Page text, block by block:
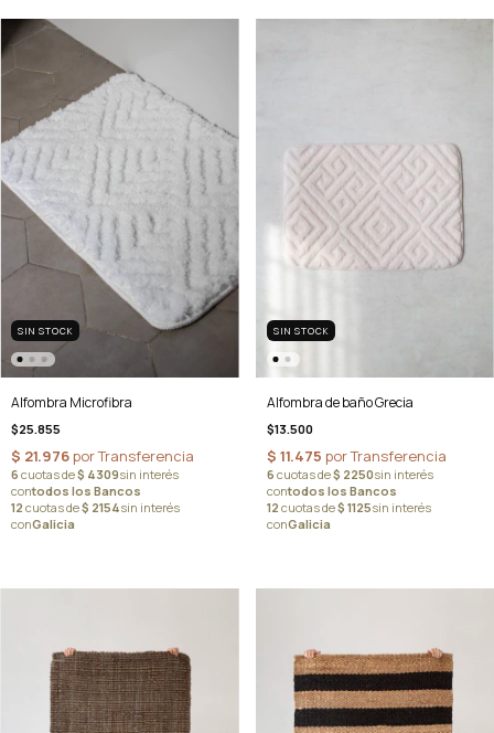
SIN STOCK
Alfombra Microfibra
$25.855
SIN STOCK
Alfombra de baño Grecia
$13.500